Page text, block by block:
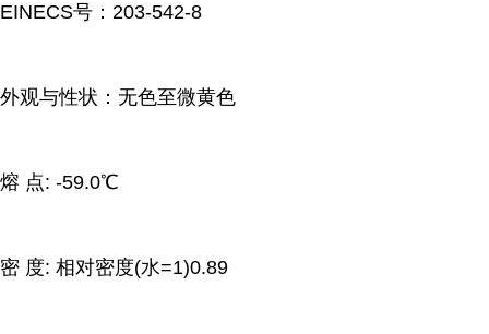
EINECS号：203-542-8
外观与性状：无色至微黄色
熔 点: -59.0℃
密 度: 相对密度(水=1)0.89